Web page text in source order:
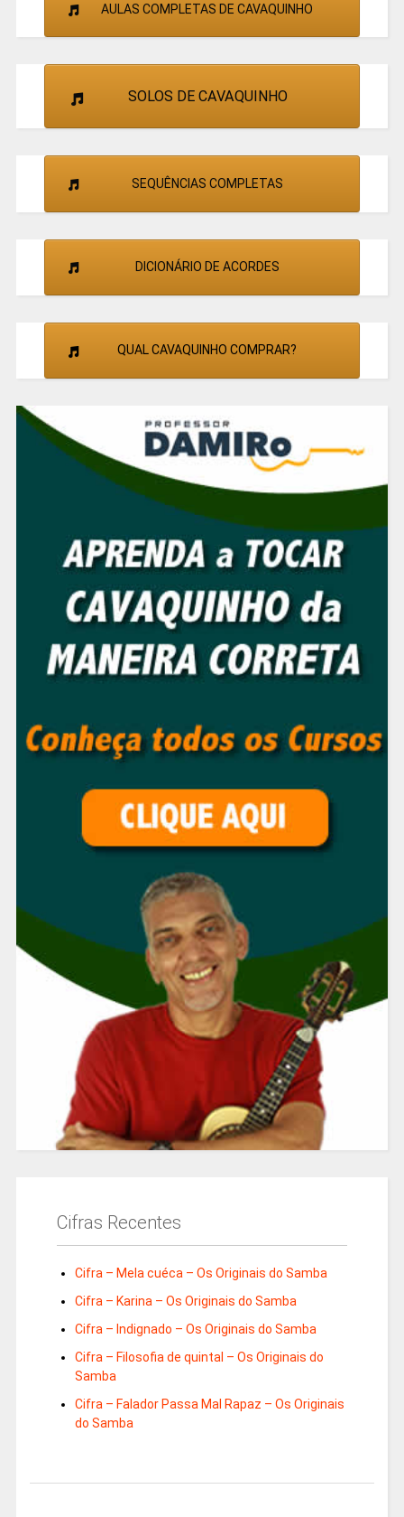
AULAS COMPLETAS DE CAVAQUINHO
SOLOS DE CAVAQUINHO
SEQUÊNCIAS COMPLETAS
DICIONÁRIO DE ACORDES
QUAL CAVAQUINHO COMPRAR?
Cifras Recentes
Cifra – Mela cuéca – Os Originais do Samba
Cifra – Karina – Os Originais do Samba
Cifra – Indignado – Os Originais do Samba
Cifra – Filosofia de quintal – Os Originais do
Samba
Cifra – Falador Passa Mal Rapaz – Os Originais
do Samba